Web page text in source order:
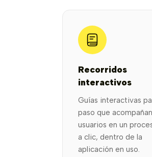
Recorridos
interactivos
Guías interactivas
paso que
usuarios en un
a clic, dentro de la
aplicación en uso.